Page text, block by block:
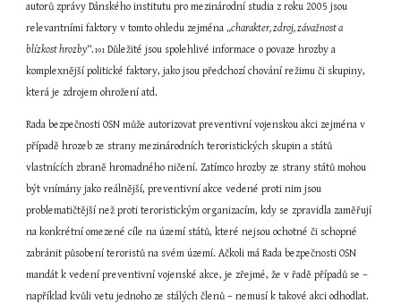
autorů zprávy Dánského institutu pro mezinárodní studia z roku 2005 jsou
relevantními faktory v tomto ohledu zejména „charakter, zdroj, závažnost a
blízkost hrozby“.191 Důležité jsou spolehlivé informace o povaze hrozby a
komplexnější politické faktory, jako jsou předchozí chování režimu či skupiny,
která je zdrojem ohrožení atd.
Rada bezpečnosti OSN může autorizovat preventivní vojenskou akci zejména v
případě hrozeb ze strany mezinárodních teroristických skupin a států
vlastnících zbraně hromadného ničení. Zatímco hrozby ze strany států mohou
být vnímány jako reálnější, preventivní akce vedené proti nim jsou
problematičtější než proti teroristickým organizacím, kdy se zpravidla zaměřují
na konkrétní omezené cíle na území států, které nejsou ochotné či schopné
zabránit působení teroristů na svém území. Ačkoli má Rada bezpečnosti OSN
mandát k vedení preventivní vojenské akce, je zřejmé, že v řadě případů se –
například kvůli vetu jednoho ze stálých členů – nemusí k takové akci odhodlat.